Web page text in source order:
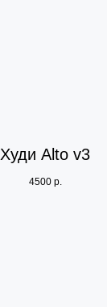
Худи Alto v3
4500 р.